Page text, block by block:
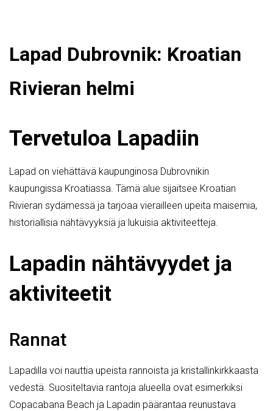
Lapad Dubrovnik: Kroatian
Rivieran helmi
Tervetuloa Lapadiin
Lapad on viehättävä kaupunginosa Dubrovnikin
kaupungissa Kroatiassa. Tämä alue sijaitsee Kroatian
Rivieran sydämessä ja tarjoaa vierailleen upeita maisemia,
historiallisia nähtävyyksiä ja lukuisia aktiviteetteja.
Lapadin nähtävyydet ja
aktiviteetit
Rannat
Lapadilla voi nauttia upeista rannoista ja kristallinkirkkaasta
vedestä. Suositeltavia rantoja alueella ovat esimerkiksi
Copacabana Beach ja Lapadin päärantaa reunustava